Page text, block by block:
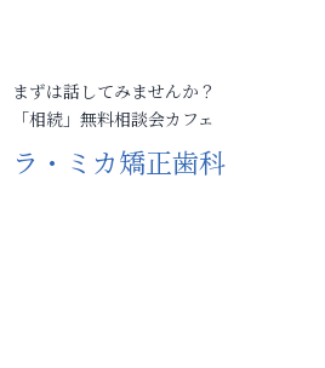
まずは話してみませんか？
「相続」無料相談会カフェ
ラ・ミカ矯正歯科